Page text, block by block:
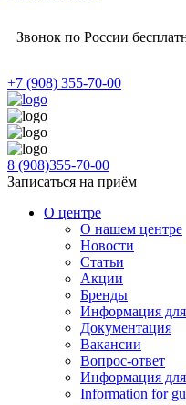
Звонок по России
+7 (908) 355-70-00
8 (908)355-70-00
Записаться на приём
О центре
О нашем центре
Новости
Статьи
Акции
Бренды
Информация
Документация
Вакансии
Вопрос-ответ
Информация для
Information for